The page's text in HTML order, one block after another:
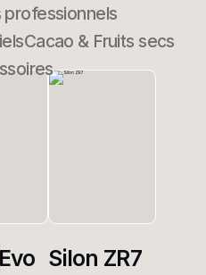
Cacao & Fruits secs
Silon ZR7